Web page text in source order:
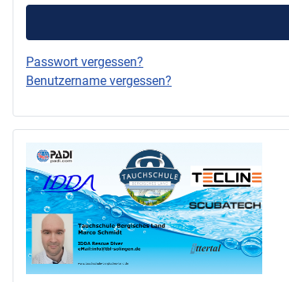
Passwort vergessen?
Benutzername vergessen?